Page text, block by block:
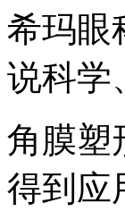
希玛眼
说科学
角膜塑
得到应